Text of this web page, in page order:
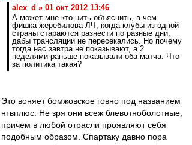
alex_d » 01 окт 2012 13:46
А может мне кто-нить объяснить, в чем
фишка жеребилова ЛЧ, когда клубы из одной
страны стараются разнести по разные дни,
дабы трансляции не пересекались. Но почему
тогда нас завтра не показывают, а 2
неделями раньше показывали оба матча. Что
за политика такая?
Это воняет бомжовское говно под названием
нтвплюс. Не зря они всеж блевотноболотные,
причем в любой отрасли проявляют себя
подобным образом. Спартаку давно пора